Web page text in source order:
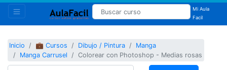
Mi Aula
Facil
Inicio 💼 Cursos Dibujo / Pintura
Manga
Manga Carrusel
Colorear con Photoshop - Medias rosas